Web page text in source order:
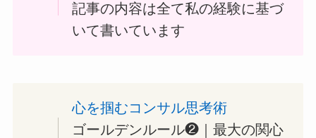
記事の内容は全て私の経験に基づ
いて書いています
心を掴むコンサル思考術
ゴールデンルール❷｜最大の関心